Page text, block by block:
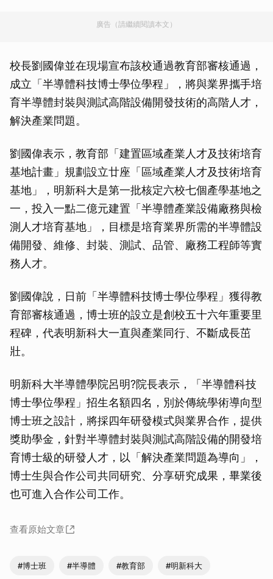
廣告（請繼續閱讀本文）
校長劉國偉並在現場宣布該校通過教育部審核通過，
成立「半導體科技博士學位學程」，將與業界攜手培
育半導體封裝與測試高階設備開發技術的高階人才，
解決產業問題。
劉國偉表示，教育部「建置區域產業人才及技術培育
基地計畫」規劃設立廿座「區域產業人才及技術培育
基地」，明新科大是第一批核定六校七個產學基地之
一，投入一點二億元建置「半導體產業設備廠務與檢
測人才培育基地」，目標是培育業界所需的半導體設
備開發、維修、封裝、測試、品管、廠務工程師等實
務人才。
劉國偉說，日前「半導體科技博士學位學程」獲得教
育部審核通過，博士班的設立是創校五十六年重要里
程碑，代表明新科大一直與產業同行、不斷成長茁
壯。
明新科大半導體學院呂明?院長表示，「半導體科技
博士學位學程」招生名額四名，別於傳統學術導向型
博士班之設計，將採四年研發模式與業界合作，提供
獎助學金，針對半導體封裝與測試高階設備的開發培
育博士級的研發人才，以「解決產業問題為導向」，
博士生與合作公司共同研究、分享研究成果，畢業後
也可進入合作公司工作。
查看原始文章
#博士班 #半導體 #教育部 #明新科大